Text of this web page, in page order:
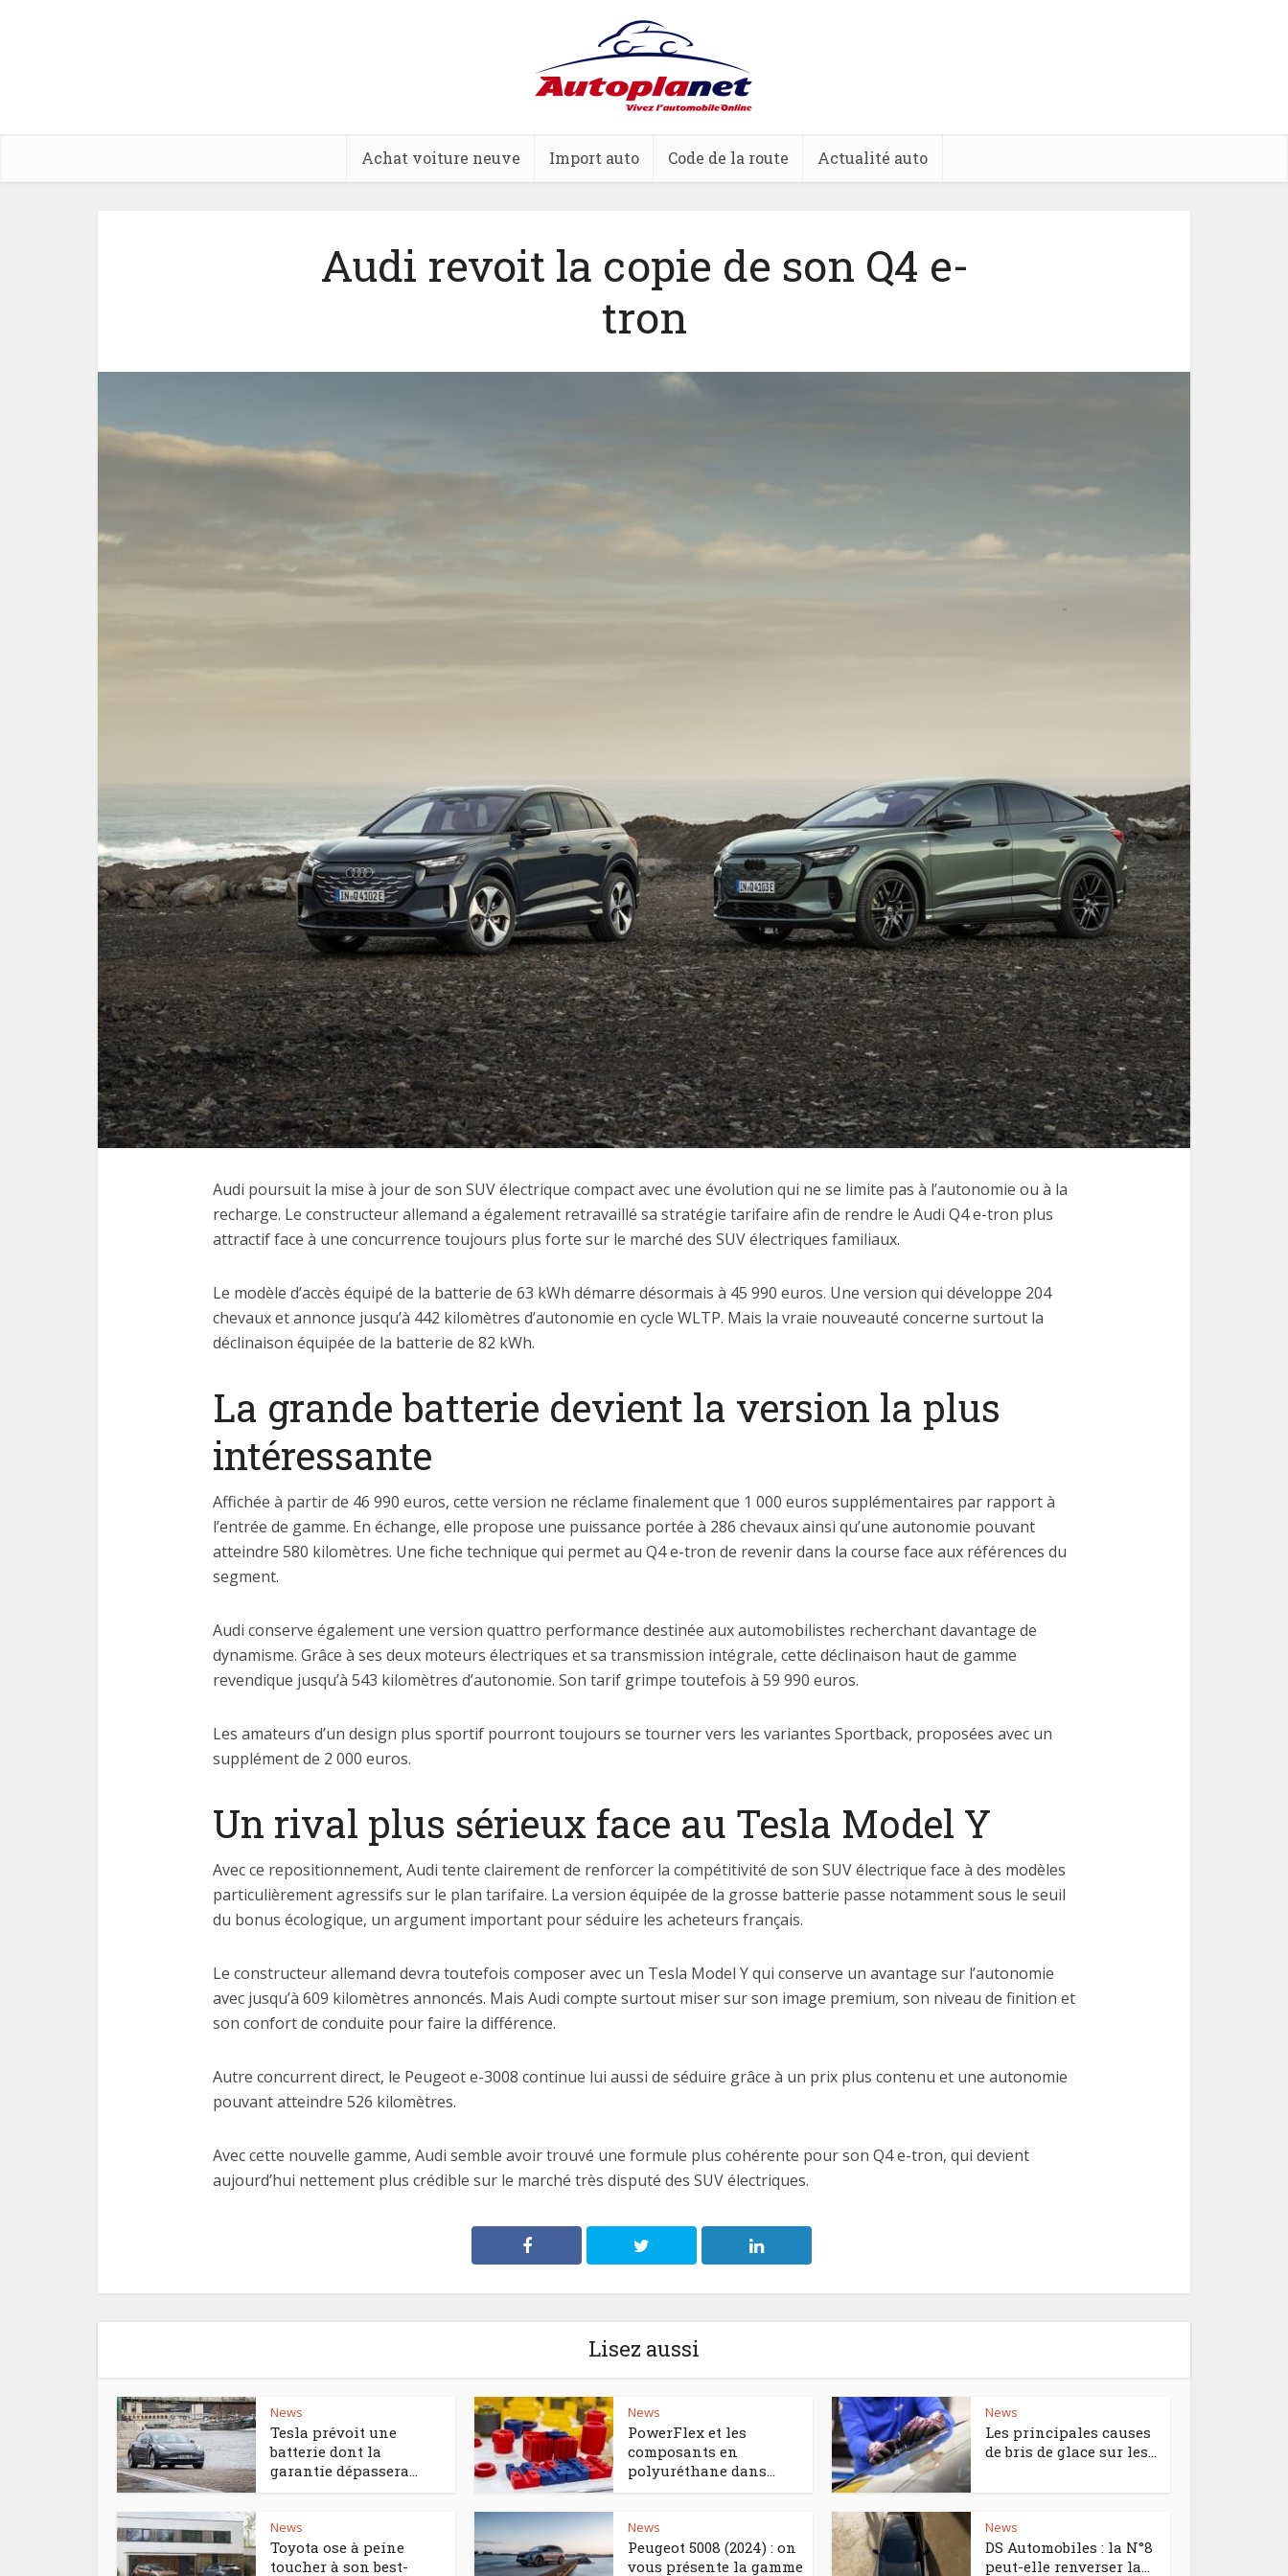
Achat voiture neuve Import auto Code de la route Actualité auto
Audi revoit la copie de son Q4 e-
tron
Audi poursuit la mise à jour de son SUV électrique compact avec une évolution qui ne se limite pas à l’autonomie ou à la
recharge. Le constructeur allemand a également retravaillé sa stratégie tarifaire afin de rendre le Audi Q4 e-tron plus
attractif face à une concurrence toujours plus forte sur le marché des SUV électriques familiaux.
Le modèle d’accès équipé de la batterie de 63 kWh démarre désormais à 45 990 euros. Une version qui développe 204
chevaux et annonce jusqu’à 442 kilomètres d’autonomie en cycle WLTP. Mais la vraie nouveauté concerne surtout la
déclinaison équipée de la batterie de 82 kWh.
La grande batterie devient la version la plus
intéressante
Affichée à partir de 46 990 euros, cette version ne réclame finalement que 1 000 euros supplémentaires par rapport à
l’entrée de gamme. En échange, elle propose une puissance portée à 286 chevaux ainsi qu’une autonomie pouvant
atteindre 580 kilomètres. Une fiche technique qui permet au Q4 e-tron de revenir dans la course face aux références du
segment.
Audi conserve également une version quattro performance destinée aux automobilistes recherchant davantage de
dynamisme. Grâce à ses deux moteurs électriques et sa transmission intégrale, cette déclinaison haut de gamme
revendique jusqu’à 543 kilomètres d’autonomie. Son tarif grimpe toutefois à 59 990 euros.
Les amateurs d’un design plus sportif pourront toujours se tourner vers les variantes Sportback, proposées avec un
supplément de 2 000 euros.
Un rival plus sérieux face au Tesla Model Y
Avec ce repositionnement, Audi tente clairement de renforcer la compétitivité de son SUV électrique face à des modèles
particulièrement agressifs sur le plan tarifaire. La version équipée de la grosse batterie passe notamment sous le seuil
du bonus écologique, un argument important pour séduire les acheteurs français.
Le constructeur allemand devra toutefois composer avec un Tesla Model Y qui conserve un avantage sur l’autonomie
avec jusqu’à 609 kilomètres annoncés. Mais Audi compte surtout miser sur son image premium, son niveau de finition et
son confort de conduite pour faire la différence.
Autre concurrent direct, le Peugeot e-3008 continue lui aussi de séduire grâce à un prix plus contenu et une autonomie
pouvant atteindre 526 kilomètres.
Avec cette nouvelle gamme, Audi semble avoir trouvé une formule plus cohérente pour son Q4 e-tron, qui devient
aujourd’hui nettement plus crédible sur le marché très disputé des SUV électriques.
Lisez aussi
News
Tesla prévoit une
batterie dont la
garantie dépassera...
News
PowerFlex et les
composants en
polyuréthane dans...
News
Les principales causes
de bris de glace sur les...
News
Toyota ose à peine
toucher à son best-
News
Peugeot 5008 (2024) : on
vous présente la gamme
News
DS Automobiles : la N°8
peut-elle renverser la...